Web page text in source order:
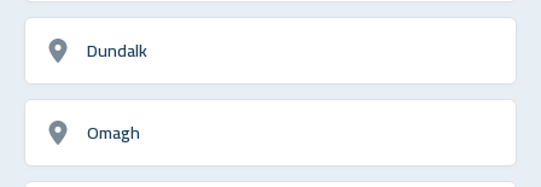
Dundalk
Omagh